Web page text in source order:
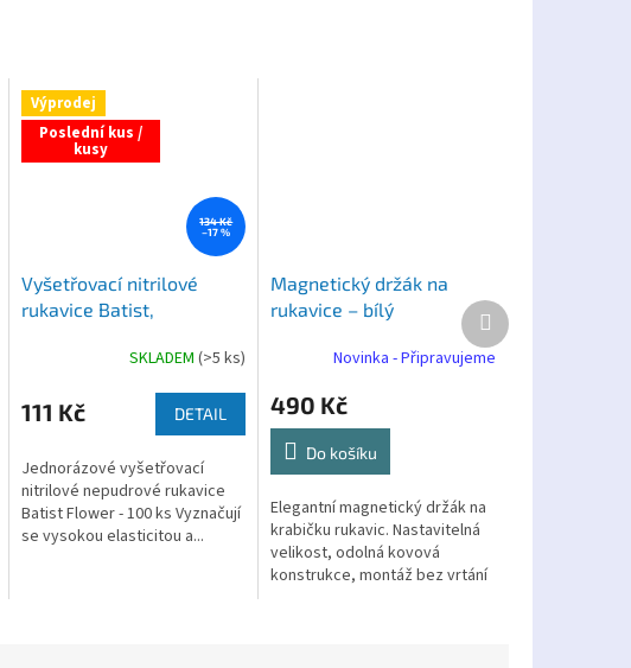
Výprodej
Poslední kus /
kusy
134 Kč
–17 %
Vyšetřovací nitrilové
rukavice Batist,
SKLADEM(>5 ks)
111 Kč DETAIL
Jednorázové vyšetřovací
nitrilové nepudrové rukavice
Batist Flower - 100 ks Vyznačují
se vysokou elasticitou a...
Magnetický držák na
rukavice – bílý
Novinka - Připravujeme
490 Kč
Do košíku
Elegantní magnetický držák na
krabičku rukavic. Nastavitelná
velikost, odolná kovová
konstrukce, montáž bez vrtání
Další
produkt